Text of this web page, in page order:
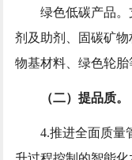
绿色低碳产品
剂及助剂、固碳矿
物基材料、绿色轮胎
（二）提品质。
4.推进全面质量